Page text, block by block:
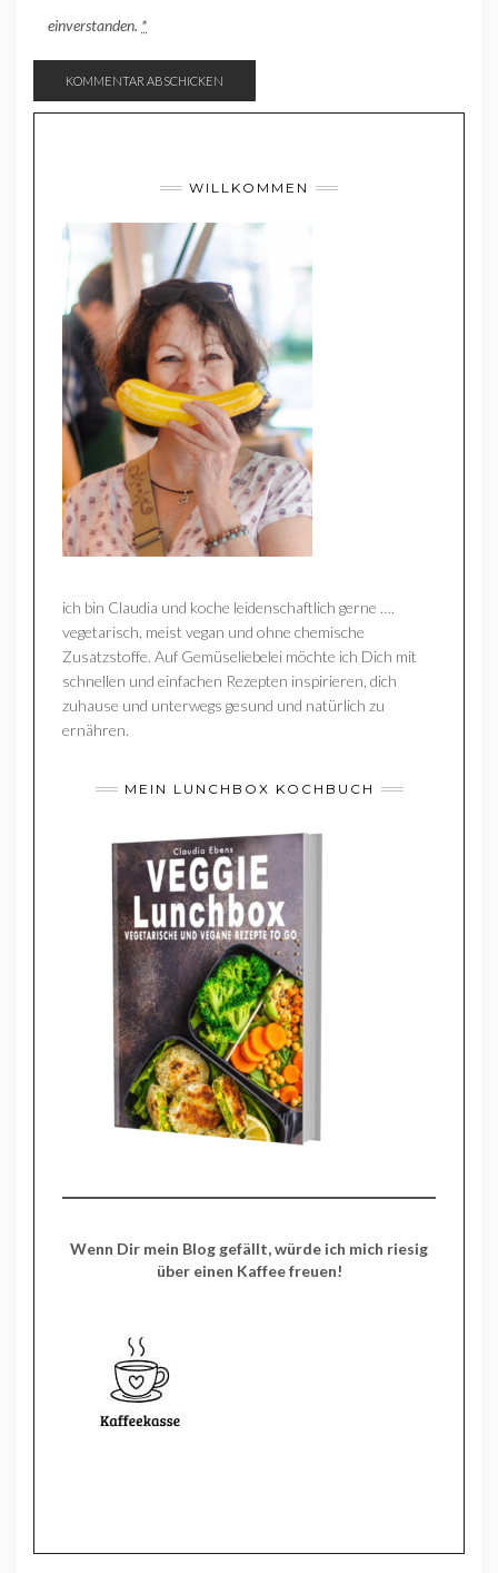
einverstanden. *
WILLKOMMEN
ich bin Claudia und koche leidenschaftlich gerne ….
vegetarisch, meist vegan und ohne chemische
Zusatzstoffe. Auf Gemüseliebelei möchte ich Dich mit
schnellen und einfachen Rezepten inspirieren, dich
zuhause und unterwegs gesund und natürlich zu
ernähren.
MEIN LUNCHBOX KOCHBUCH
Wenn Dir mein Blog gefällt, würde ich mich riesig
über einen Kaffee freuen!